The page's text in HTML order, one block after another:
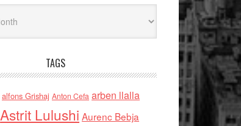
TAGS
alfons Grishaj Anton Cefa arben llalla
Astrit Lulushi Aurenc Bebja